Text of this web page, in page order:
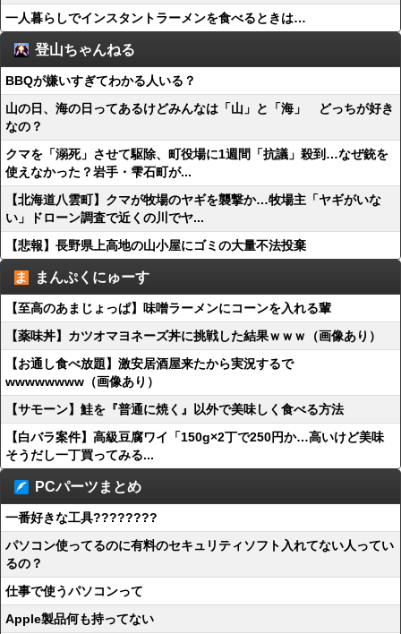
一人暮らしでインスタントラーメンを食べるときは…
登山ちゃんねる
BBQが嫌いすぎてわかる人いる？
山の日、海の日ってあるけどみんなは「山」と「海」 どっちが好き
なの？
クマを「溺死」させて駆除、町役場に1週間「抗議」殺到…なぜ銃を
使えなかった？岩手・雫石町が...
【北海道八雲町】クマが牧場のヤギを襲撃か…牧場主「ヤギがいな
い」ドローン調査で近くの川でヤ...
【悲報】長野県上高地の山小屋にゴミの大量不法投棄
まんぷくにゅーす
【至高のあまじょっぱ】味噌ラーメンにコーンを入れる輩
【薬味丼】カツオマヨネーズ丼に挑戦した結果ｗｗｗ（画像あり）
【お通し食べ放題】激安居酒屋来たから実況するで
wwwwwwww（画像あり）
【サモーン】鮭を『普通に焼く』以外で美味しく食べる方法
【白バラ案件】高級豆腐ワイ「150g×2丁で250円か…高いけど美味
そうだし一丁買ってみる...
PCパーツまとめ
一番好きな工具????????
パソコン使ってるのに有料のセキュリティソフト入れてない人ってい
るの？
仕事で使うパソコンって
Apple製品何も持ってない